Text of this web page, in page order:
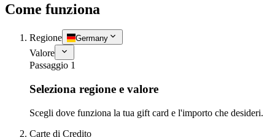
Come funziona
Regione Germany
Valore
Passaggio 1
Seleziona regione e valore
Scegli dove funziona la tua gift card e l'importo che desideri.
Carte di Credito